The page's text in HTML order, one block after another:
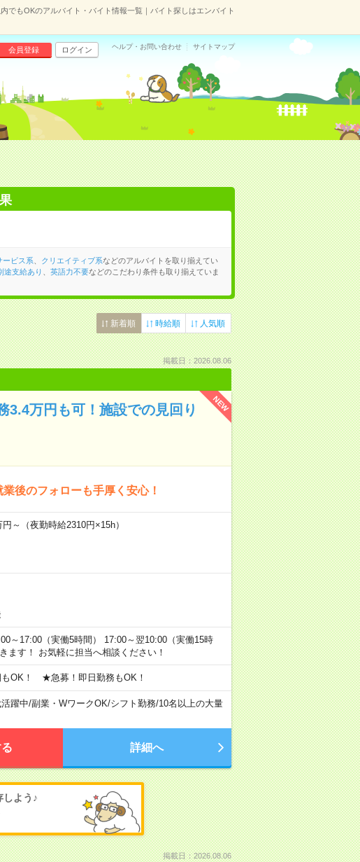
でもOKのアルバイト・バイト情報一覧｜バイト探しはエンバイト
会員登録 ログイン ヘルプ・お問い合わせ サイトマップ
ービス系 クリエイティブ系などのアルバイトを取り揃えてい
途支給あり 英語力不要などのこだわり条件も取り揃えていま
新着順 時給順 人気順
掲載日：2026.08.06
NEW
3.4万円も可！施設での見回り
後のフォローも手厚く安心！
（夜勤時給2310円×15h）
～17:00（実働5時間） 17:00～翌10:00（実働15時
ます！ お気軽に担当へ相談ください！
OK！ ★急募！即日勤務もOK！
躍中/副業・WワークOK/シフト勤務/10名以上の大量
詳細へ
しよう♪
掲載日：2026.08.06